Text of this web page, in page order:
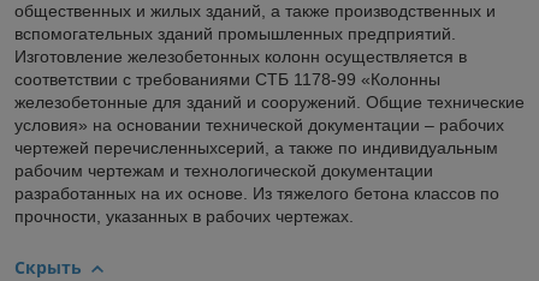
общественных и жилых зданий, а также производственных и
вспомогательных зданий промышленных предприятий.
Изготовление железобетонных колонн осуществляется в
соответствии с требованиями СТБ 1178-99 «Колонны
железобетонные для зданий и сооружений. Общие технические
условия» на основании технической документации – рабочих
чертежей перечисленныхсерий, а также по индивидуальным
рабочим чертежам и технологической документации
разработанных на их основе. Из тяжелого бетона классов по
прочности, указанных в рабочих чертежах.
Скрыть